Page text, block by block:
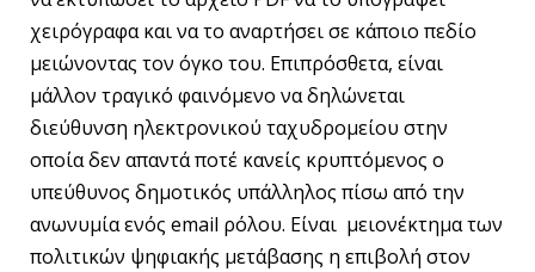
χειρόγραφα και να το αναρτήσει σε κάποιο πεδίο
μειώνοντας τον όγκο του. Επιπρόσθετα, είναι
μάλλον τραγικό φαινόμενο να δηλώνεται
διεύθυνση ηλεκτρονικού ταχυδρομείου στην
οποία δεν απαντά ποτέ κανείς κρυπτόμενος ο
υπεύθυνος δημοτικός υπάλληλος πίσω από την
ανωνυμία ενός email ρόλου. Είναι μειονέκτημα των
πολιτικών ψηφιακής μετάβασης η επιβολή στον